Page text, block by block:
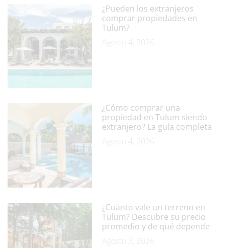
¿Pueden los extranjeros
comprar propiedades en
Tulum?
Agosto 4, 2026
¿Cómo comprar una
propiedad en Tulum siendo
extranjero? La guía completa
Agosto 4, 2026
¿Cuánto vale un terreno en
Tulum? Descubre su precio
promedio y de qué depende
Agosto 3, 2026